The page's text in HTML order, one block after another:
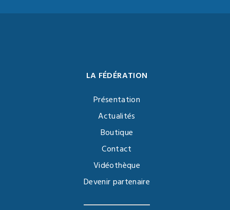
LA FÉDÉRATION
Présentation
Actualités
Boutique
Contact
Vidéothèque
Devenir partenaire